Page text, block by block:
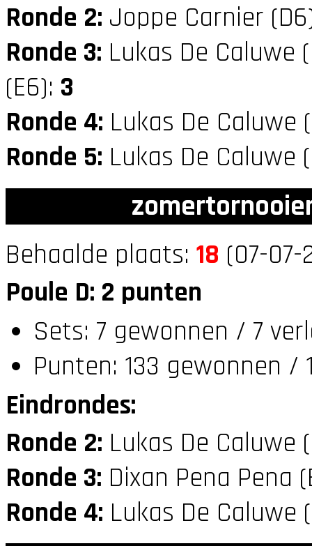
Ronde 2: Joppe Carnier
Ronde 3: Lukas De Caluwe
(E6): 3
Ronde 4: Lukas De Caluwe
Ronde 5: Lukas De Caluwe
Behaalde plaats: 18 (07-07-
Poule D: 2 punten
Sets: 7 gewonnen / 7
Punten: 133 gewonnen /
Eindrondes:
Ronde 2: Lukas De Caluwe
Ronde 3: Dixan Pena Pena
Ronde 4: Lukas De Caluwe